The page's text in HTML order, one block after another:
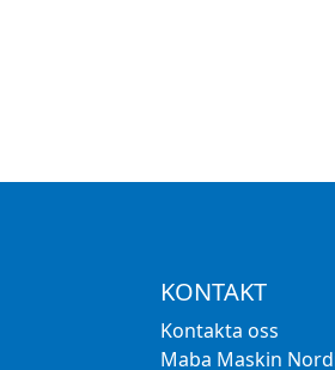
KONTAKT
Kontakta oss
Maba Maskin